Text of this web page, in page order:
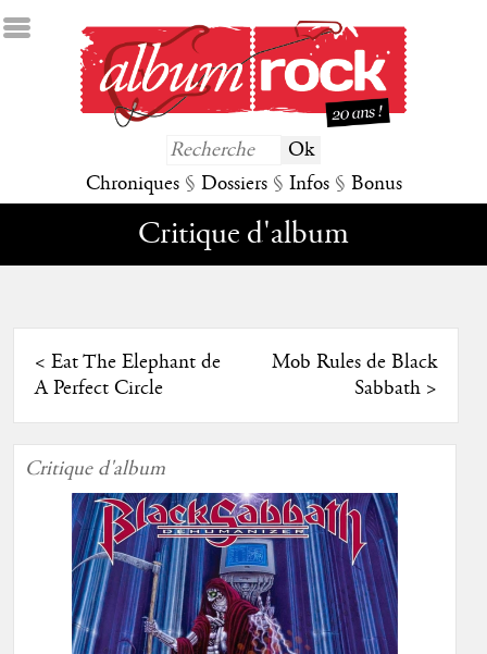
Chroniques § Dossiers § Infos § Bonus
Critique d'album
< Eat The Elephant de
A Perfect Circle
Mob Rules de Black
Sabbath>
Critique d'album